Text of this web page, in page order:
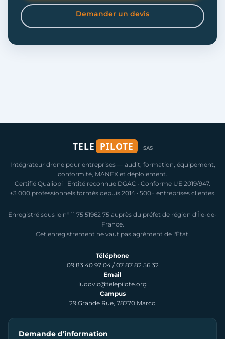
Demander un devis
TELE PILOTE SAS
Intégrateur drone pour entreprises — audit, formation, équipement,
conformité, MANEX et déploiement.
Certifié Qualiopi · Entité reconnue DGAC · Conforme UE 2019/947.
+3 000 professionnels formés depuis 2014 · 500+ entreprises clientes.
Enregistré sous le n° 11 75 51962 75 auprès du préfet de région d'Île-de-
France.
Cet enregistrement ne vaut pas agrément de l'État.
Téléphone
09 83 40 97 04 /07 87 82 56 32
Email
ludovic@telepilote.org
Campus
29 Grande Rue, 78770 Marcq
Demande d'information